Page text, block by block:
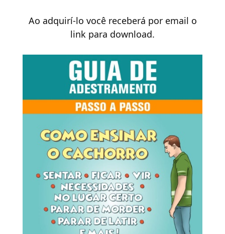
Ao adquirí-lo você receberá por email o
link para download.